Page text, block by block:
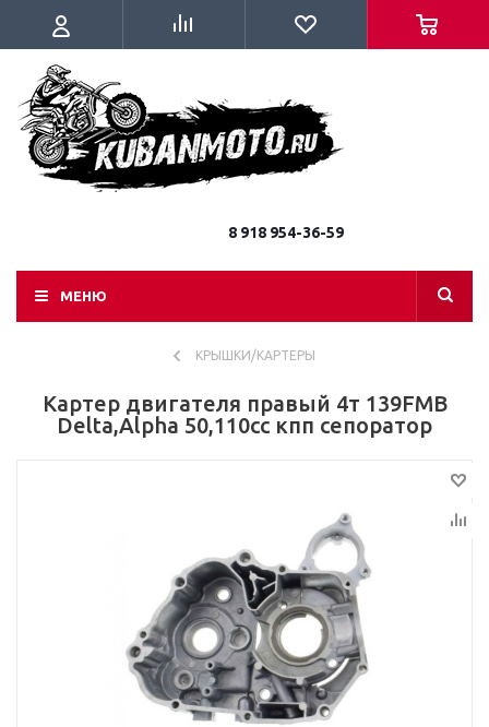
8 918 954-36-59
МЕНЮ
КРЫШКИ/КАРТЕРЫ
Картер двигателя правый 4т 139FMB
Delta,Alpha 50,110сс кпп сепоратор